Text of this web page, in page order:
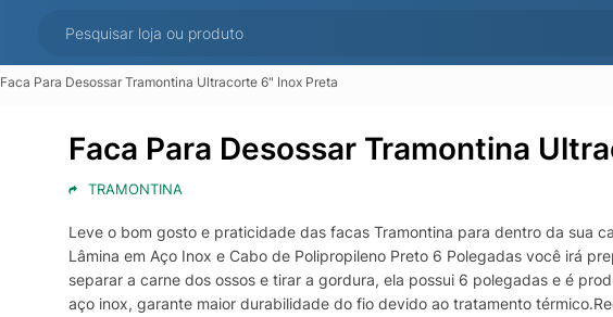
Faca Para Desossar Tramontina Ultracorte 6" Inox Preta
Faca Para Desossar Tramontina
TRAMONTINA
Leve o bom gosto e praticidade das facas Tramontina para dentro da sua
Lâmina em Aço Inox e Cabo de Polipropileno Preto 6 Polegadas você irá
separar a carne dos ossos e tirar a gordura, ela possui 6 polegadas e é
aço inox, garante maior durabilidade do fio devido ao tratamento